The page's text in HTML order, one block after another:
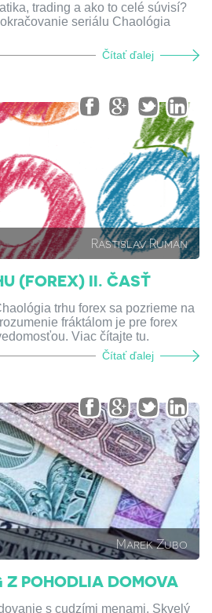
trading a ako to celé súvisí?
seriálu Chaológia
Čítať ďalej
Rastislav Ruman
(FOREX) II. ČASŤ
trhu forex sa pozrieme na
fráktálom je pre forex
Viac čítajte tu.
Čítať ďalej
Marek Zubo
Z POHODLIA DOMOVA
s cudzími menami. Skvelý